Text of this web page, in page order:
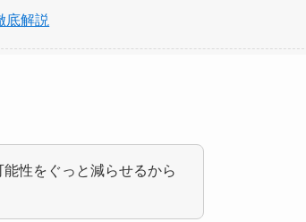
底解説
性をぐっと減らせるから